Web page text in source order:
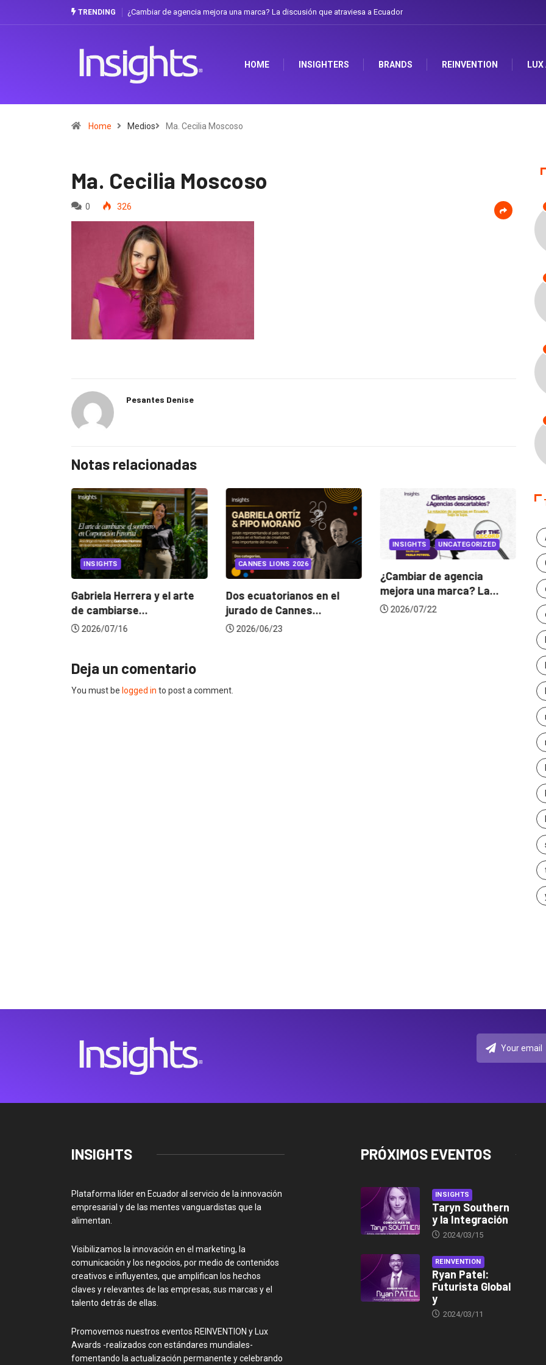
TRENDING ¿Cambiar de agencia mejora una marca? La discusión que atraviesa a Ecuador
HOME INSIGHTERS BRANDS REINVENTION LUX
Home Medios Ma. Cecilia Moscoso
Ma. Cecilia Moscoso
0 326
Pesantes Denise
Notas relacionadas
INSIGHTS
Gabriela Herrera y el arte
de cambiarse...
2026/07/16
CANNES LIONS 2026
Dos ecuatorianos en el
jurado de Cannes...
2026/06/23
INSIGHTS UNCATEGORIZED
¿Cambiar de agencia
mejora una marca? La...
2026/07/22
Deja un comentario
You must be logged in to post a comment.
INSIGHTS
Plataforma líder en Ecuador al servicio de la innovación
empresarial y de las mentes vanguardistas que la
alimentan.
Visibilizamos la innovación en el marketing, la
comunicación y los negocios, por medio de contenidos
creativos e influyentes, que amplifican los hechos
claves y relevantes de las empresas, sus marcas y el
talento detrás de ellas.
Promovemos nuestros eventos REINVENTION y Lux
Awards -realizados con estándares mundiales-
fomentando la actualización permanente y celebrando
PRÓXIMOS EVENTOS
INSIGHTS
Taryn Southern
y la Integración
2024/03/15
REINVENTION
Ryan Patel:
Futurista Global
y
2024/03/11